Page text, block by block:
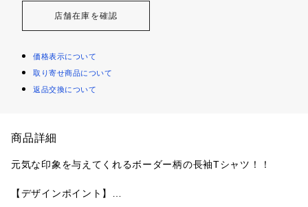
店舗在庫を確認
価格表示について
取り寄せ商品について
返品交換について
商品詳細
元気な印象を与えてくれるボーダー柄の長袖Tシャツ！！
【デザインポイント】